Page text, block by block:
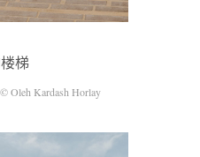
梯
© Oleh Kardash Horlay